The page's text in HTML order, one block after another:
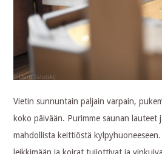
Vietin sunnuntain paljain varpain,
koko päivään. Purimme saunan lauteet
mahdollista keittiöstä